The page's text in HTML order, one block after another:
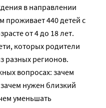
в направлении
проживает 440 детей с
от 4 до 18 лет.
которых родители
разных регионов.
вопросах: зачем
нужен близкий
уменьшать